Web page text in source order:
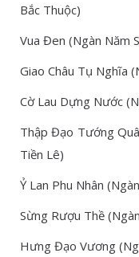
Bắc Thuộc)
Vua Đen (Ngàn Năm
Giao Châu Tụ Nghĩa
Cờ Lau Dựng Nước
Thập Đạo Tướng
Tiền Lê)
Ỷ Lan Phu Nhân
Sừng Rượu Thề
Hưng Đạo Vương